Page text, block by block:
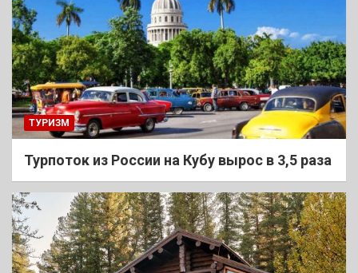
ТУРИЗМ
Турпоток из России на Кубу вырос в 3,5 раза